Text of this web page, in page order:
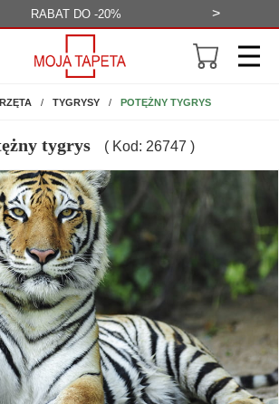
BEZPŁATNA WIZUALIZACJA >
TYGRYSY POTĘŻNY TYGRYS
tygrys ( Kod: 26747 )